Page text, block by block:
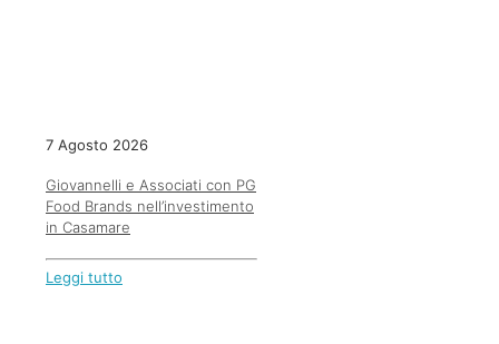
7 Agosto 2026
Giovannelli e Associati con PG
Food Brands nell’investimento
in Casamare
Leggi tutto